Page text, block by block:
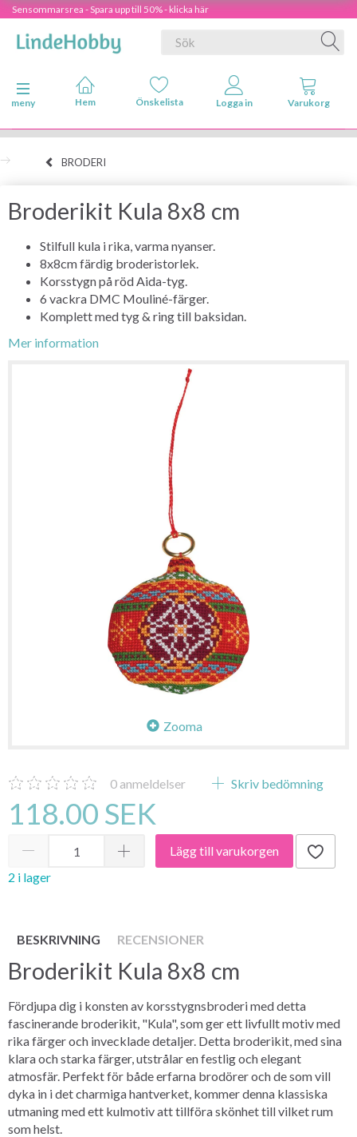
Sensommarsrea - Spara upp till 50% - klicka här
Ändra navigering
meny
BRODERI
Broderikit Kula 8x8 cm
Stilfull kula i rika, varma nyanser.
8x8cm färdig broderistorlek.
Korsstygn på röd Aida-tyg.
6 vackra DMC Mouliné-färger.
Komplett med tyg & ring till baksidan.
Mer information
Zooma
0 anmeldelser Skriv bedömning
118.00 SEK
Lägg till varukorgen
2 i lager
BESKRIVNING RECENSIONER
Broderikit Kula 8x8 cm
Fördjupa dig i konsten av korsstygnsbroderi med detta
fascinerande broderikit, "Kula", som ger ett livfullt motiv med
rika färger och invecklade detaljer. Detta broderikit, med sina
klara och starka färger, utstrålar en festlig och elegant
atmosfär. Perfekt för både erfarna brodörer och de som vill
dyka in i det charmiga hantverket, kommer denna klassiska
utmaning med ett kulmotiv att tillföra skönhet till vilket rum
som helst.